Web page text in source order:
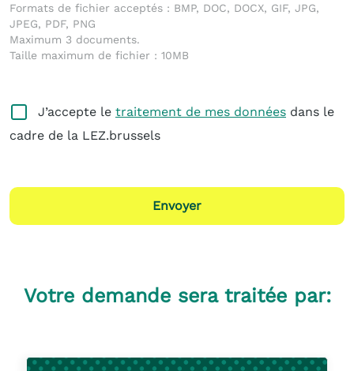
Formats de fichier acceptés : BMP, DOC, DOCX, GIF, JPG,
JPEG, PDF, PNG
Maximum 3 documents.
Taille maximum de fichier : 10MB
J’accepte le traitement de mes données dans le
cadre de la LEZ.brussels
Envoyer
Votre demande sera traitée par: